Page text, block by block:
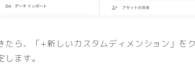
たら、「+新しいカスタムディメンション」をク
ます。